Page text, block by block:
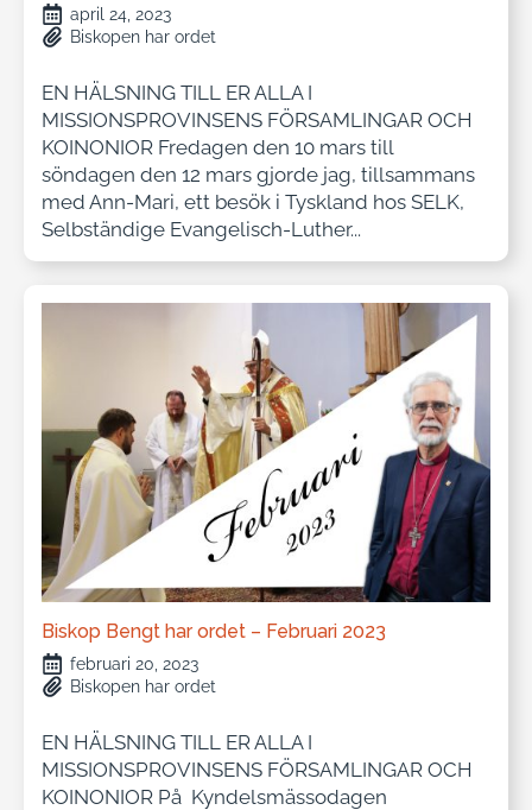
april 24, 2023
Biskopen har ordet
EN HÄLSNING TILL ER ALLA I
MISSIONSPROVINSENS FÖRSAMLINGAR OCH
KOINONIOR Fredagen den 10 mars till
söndagen den 12 mars gjorde jag, tillsammans
med Ann-Mari, ett besök i Tyskland hos SELK,
Selbständige Evangelisch-Luther...
Biskop Bengt har ordet – Februari 2023
februari 20, 2023
Biskopen har ordet
EN HÄLSNING TILL ER ALLA I
MISSIONSPROVINSENS FÖRSAMLINGAR OCH
KOINONIOR På Kyndelsmässodagen